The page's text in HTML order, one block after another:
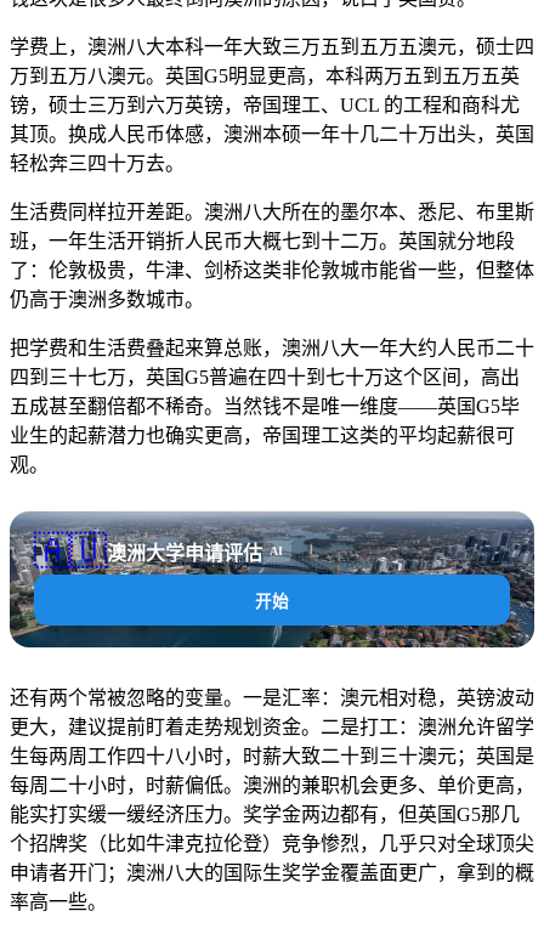
学费上，澳洲八大本科一年大致三万五到五万五澳元，硕士四
万到五万八澳元。英国G5明显更高，本科两万五到五万五英
镑，硕士三万到六万英镑，帝国理工、UCL 的工程和商科尤
其顶。换成人民币体感，澳洲本硕一年十几二十万出头，英国
轻松奔三四十万去。
生活费同样拉开差距。澳洲八大所在的墨尔本、悉尼、布里斯
班，一年生活开销折人民币大概七到十二万。英国就分地段
了：伦敦极贵，牛津、剑桥这类非伦敦城市能省一些，但整体
仍高于澳洲多数城市。
把学费和生活费叠起来算总账，澳洲八大一年大约人民币二十
四到三十七万，英国G5普遍在四十到七十万这个区间，高出
五成甚至翻倍都不稀奇。当然钱不是唯一维度——英国G5毕
业生的起薪潜力也确实更高，帝国理工这类的平均起薪很可
观。
🇦🇺澳洲大学申请评估 AI
开始
还有两个常被忽略的变量。一是汇率：澳元相对稳，英镑波动
更大，建议提前盯着走势规划资金。二是打工：澳洲允许留学
生每两周工作四十八小时，时薪大致二十到三十澳元；英国是
每周二十小时，时薪偏低。澳洲的兼职机会更多、单价更高，
能实打实缓一缓经济压力。奖学金两边都有，但英国G5那几
个招牌奖（比如牛津克拉伦登）竞争惨烈，几乎只对全球顶尖
申请者开门；澳洲八大的国际生奖学金覆盖面更广，拿到的概
率高一些。